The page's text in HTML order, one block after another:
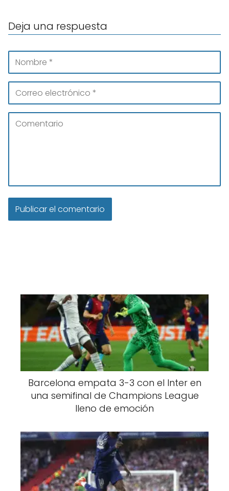
Deja una respuesta
Barcelona empata 3-3 con el Inter en
una semifinal de Champions League
lleno de emoción